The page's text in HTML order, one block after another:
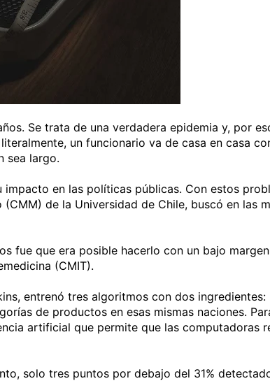
Se trata de una verdadera epidemia y, por
un funcionario va de casa en casa
sea largo.
en las políticas públicas. Con estos
de la Universidad de Chile, buscó en las
fue que era posible hacerlo con un bajo
(CMIT).
entrenó tres algoritmos con dos
de productos en esas mismas naciones.
artificial que permite que las computadoras
solo tres puntos por debajo del 31%